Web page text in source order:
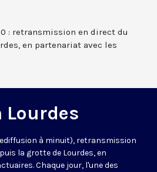
: retransmission en direct du
en partenariat avec les
Lourdes
à minuit), retransmission
la grotte de Lourdes, en
Chaque jour, l'une des